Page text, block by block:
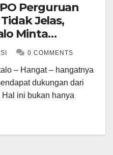
Perguruan
Jelas,
Minta
0 COMMENTS
– Hangat – hangatnya
dukungan dari
ini bukan hanya